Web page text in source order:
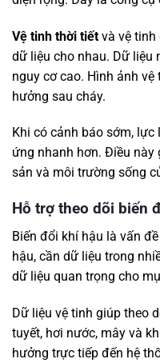
Vệ tinh thời tiết và vệ tinh
dữ liệu cho nhau. Dữ liệu
nguy cơ cao. Hình ảnh
hưởng sau cháy.
Khi có cảnh báo sớm,
ứng nhanh hơn. Điều này
sản và môi trường sống
Hỗ trợ theo dõi biến
Biến đổi khí hậu là vấn
hậu, cần dữ liệu trong
dữ liệu quan trọng cho
Dữ liệu vệ tinh giúp theo
tuyết, hơi nước, mây và
hưởng trực tiếp đến hệ